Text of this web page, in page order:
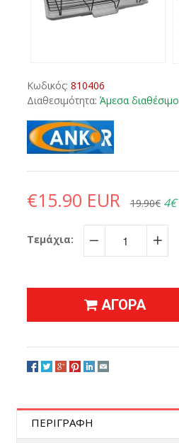
Κωδικός: 810406
Διαθεσιμότητα: Άμεσα διαθέσιμο
€15.90 EUR 19.90€ 4€
Τεμάχια:
− +
ΑΓΟΡΑ
ΠΕΡΙΓΡΑΦΗ